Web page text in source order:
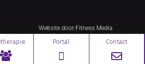
Website door:Fitness Media
Portal Contact